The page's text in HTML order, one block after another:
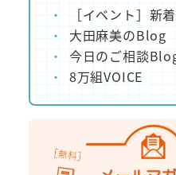
［イベント］新
大田麻美のBlog
今日のご相談
8万組VOICE